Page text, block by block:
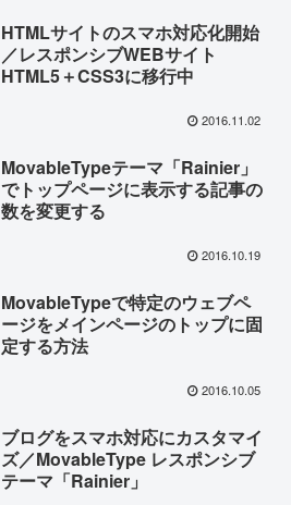
HTMLサイトのスマホ対応化開始
／レスポンシブWEBサイト
HTML5＋CSS3に移行中
2016.11.02
MovableTypeテーマ「Rainier」
でトップページに表示する記事の
数を変更する
2016.10.19
MovableTypeで特定のウェブペ
ージをメインページのトップに固
定する方法
2016.10.05
ブログをスマホ対応にカスタマイ
ズ／MovableType レスポンシブ
テーマ「Rainier」